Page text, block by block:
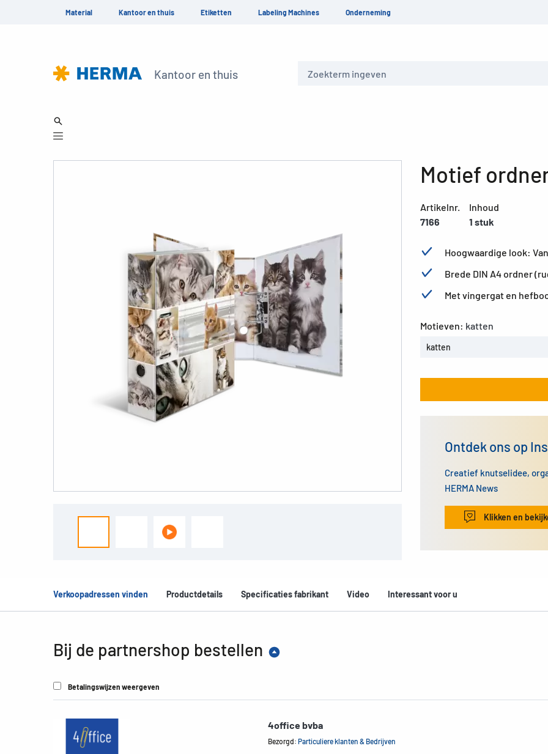
Material Kantoor en thuis Etiketten Labeling Machines Onderneming
Kantoor en thuis
Motief
Artikelnr.
7166
Inhoud
1 stuk
Hoogwaardige look:
Brede DIN A4 ordner
Met vingergat en
Motieven: katten
katten
Ontdek ons op
Creatief knutselidee,
HERMA News
Klikken en
Verkoopadressen vinden Productdetails Specificaties fabrikant Video Interessant voor u
Bij de partnershop bestellen
Betalingswijzen weergeven
4office bvba
Bezorgd: Particuliere klanten & Bedrijven